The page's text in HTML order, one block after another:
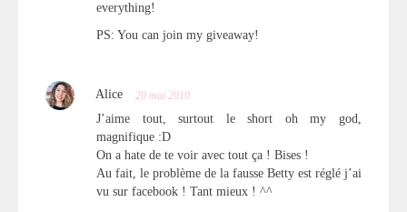
everything!
PS: You can join my giveaway!
Alice 20 mai 2010
J’aime tout, surtout le short oh my god,
magnifique :D
On a hate de te voir avec tout ça ! Bises !
Au fait, le problème de la fausse Betty est réglé j’ai
vu sur facebook ! Tant mieux ! ^^